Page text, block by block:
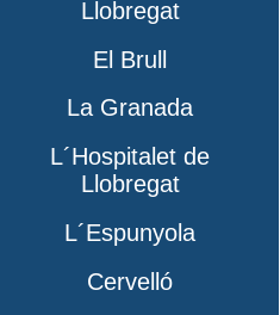
Llobregat
El Brull
La Granada
L´Hospitalet de
Llobregat
L´Espunyola
Cervelló